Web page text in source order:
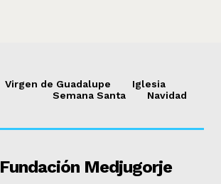
Virgen de Guadalupe
Iglesia
Semana Santa
Navidad
Fundación Medjugorje